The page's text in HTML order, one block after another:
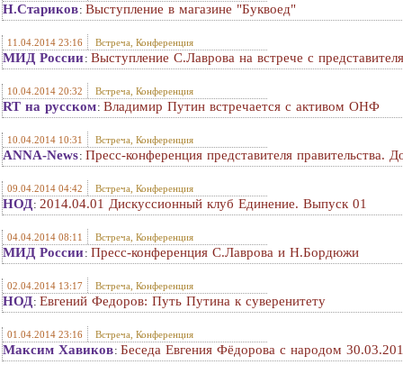
Н.Стариков: Выступление в магазине "Буквоед"
11.04.2014 23:16 Встреча, Конференция
МИД России: Выступление С.Лаврова на встрече с
10.04.2014 20:32 Встреча, Конференция
RT на русском: Владимир Путин встречается с активом ОНФ
10.04.2014 10:31 Встреча, Конференция
ANNA-News: Пресс-конференция представителя правительства.
09.04.2014 04:42 Встреча, Конференция
НОД: 2014.04.01 Дискуссионный клуб Единение. Выпуск 01
04.04.2014 08:11 Встреча, Конференция
МИД России: Пресс-конференция С.Лаврова и Н.Бордюжи
02.04.2014 13:17 Встреча, Конференция
НОД: Евгений Федоров: Путь Путина к суверенитету
01.04.2014 23:16 Встреча, Конференция
Максим Хавиков: Беседа Евгения Фёдорова с народом